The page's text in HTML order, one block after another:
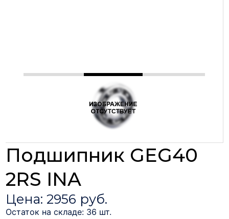
Подшипник GEG40
2RS INA
Цена: 2956 руб.
Остаток на складе: 36 шт.